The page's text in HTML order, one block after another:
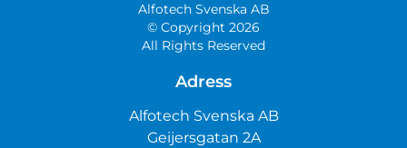
Alfotech Svenska AB
© Copyright 2026
All Rights Reserved
Adress
Alfotech Svenska AB
Geijersgatan 2A